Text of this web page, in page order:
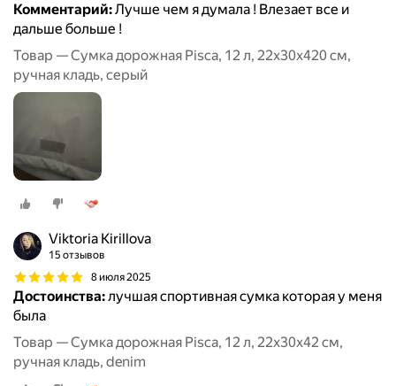
Комментарий:Лучше чем я думала ! Влезает все и
дальше больше !
Товар — Сумка дорожная Pisca, 12 л, 22х30х420 см,
ручная кладь, серый
Viktoria Kirillova
15 отзывов
8 июля 2025
Достоинства:лучшая спортивная сумка которая у меня
была
Товар — Сумка дорожная Pisca, 12 л, 22х30х42 см,
ручная кладь, denim